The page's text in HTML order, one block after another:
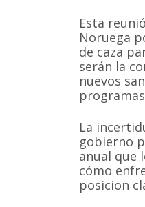
Esta
Noruega
de caza
serán la
nuevos
La
gobierno
anual que
cómo
posicion